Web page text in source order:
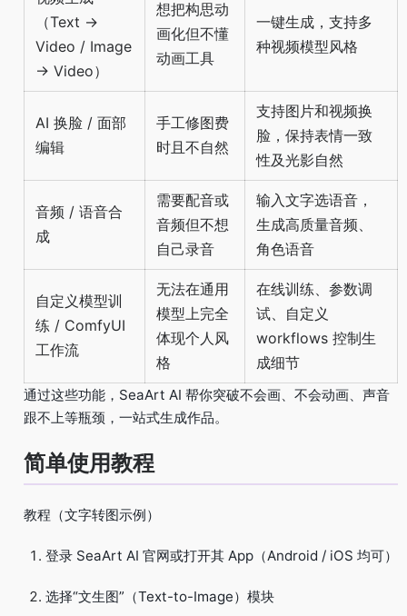
（Text →
Video / Image
→ Video）
想把构思动
画化但不懂
动画工具
一键生成，支持多
种视频模型风格
AI 换脸 / 面部
编辑
手工修图费
时且不自然
支持图片和视频换
脸，保持表情一致
性及光影自然
音频 / 语音合
成
需要配音或
音频但不想
自己录音
输入文字选语音，
生成高质量音频、
角色语音
自定义模型训
练 / ComfyUI
工作流
无法在通用
模型上完全
体现个人风
格
在线训练、参数调
试、自定义
workflows 控制生
成细节
通过这些功能，SeaArt AI 帮你突破不会画、不会动画、声音
跟不上等瓶颈，一站式生成作品。
简单使用教程
教程（文字转图示例）
登录 SeaArt AI 官网或打开其 App（Android / iOS 均可）
选择“文生图”（Text-to-Image）模块